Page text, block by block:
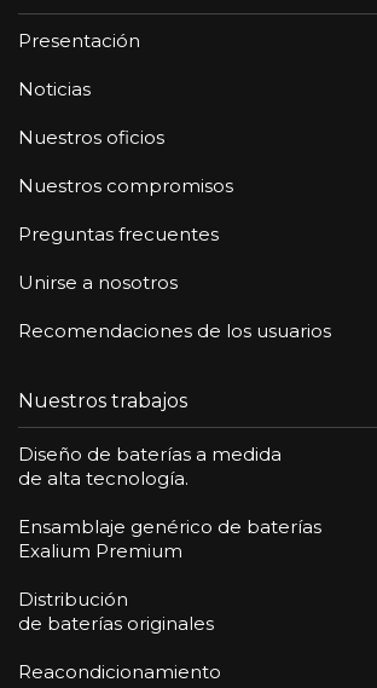
Presentación
Noticias
Nuestros oficios
Nuestros compromisos
Preguntas frecuentes
Unirse a nosotros
Recomendaciones de los usuarios
Nuestros trabajos
Diseño de baterías a medida
de alta tecnología.
Ensamblaje genérico de baterías
Exalium Premium
Distribución
de baterías originales
Reacondicionamiento